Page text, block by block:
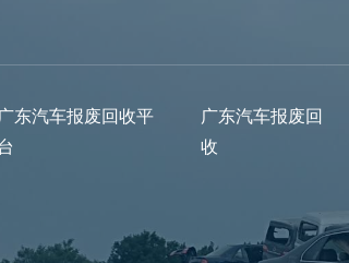
广东汽车报废回收平
广东汽车报废回
收